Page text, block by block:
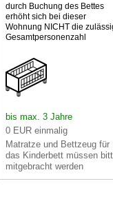
durch Buchung des Bettes
erhöht sich bei dieser
Wohnung NICHT die
Gesamtpersonenzahl
bis max. 3 Jahre
0 EUR einmalig
Matratze und Bettzeug für
das Kinderbett müssen
mitgebracht werden